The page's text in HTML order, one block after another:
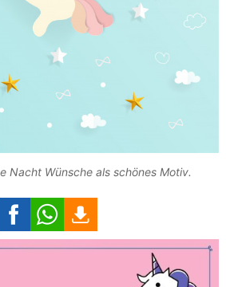
Nacht Wünsche als schönes Motiv.